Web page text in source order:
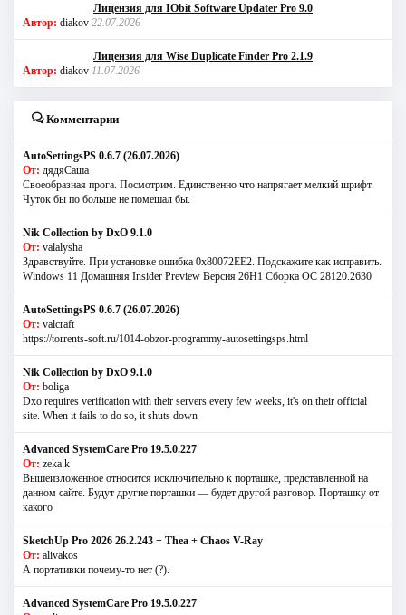
Лицензия для IObit Software Updater Pro 9.0
Автор: diakov 22.07.2026
Лицензия для Wise Duplicate Finder Pro 2.1.9
Автор: diakov 11.07.2026
Комментарии
AutoSettingsPS 0.6.7 (26.07.2026)
От: дядяСаша
Своеобразная прога. Посмотрим. Единственно что напрягает мелкий шрифт.
Чуток бы по больше не помешал бы.
Nik Collection by DxO 9.1.0
От: valalysha
Здравствуйте. При установке ошибка 0х80072EE2. Подскажите как исправить.
Windows 11 Домашняя Insider Preview Версия 26H1 Сборка ОС 28120.2630
AutoSettingsPS 0.6.7 (26.07.2026)
От: valcraft
https://torrents-soft.ru/1014-obzor-programmy-autosettingsps.html
Nik Collection by DxO 9.1.0
От: boliga
Dxo requires verification with their servers every few weeks, it's on their official
site. When it fails to do so, it shuts down
Advanced SystemCare Pro 19.5.0.227
От: zeka.k
Вышеизложенное относится исключительно к порташке, представленной на
данном сайте. Будут другие порташки — будет другой разговор. Порташку от
какого
SketchUp Pro 2026 26.2.243 + Thea + Chaos V-Ray
От: alivakos
А портативки почему-то нет (?).
Advanced SystemCare Pro 19.5.0.227